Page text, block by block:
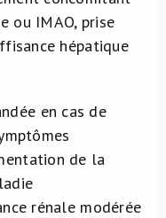
ou IMAO, prise
hépatique
en cas de
de la
rénale modérée